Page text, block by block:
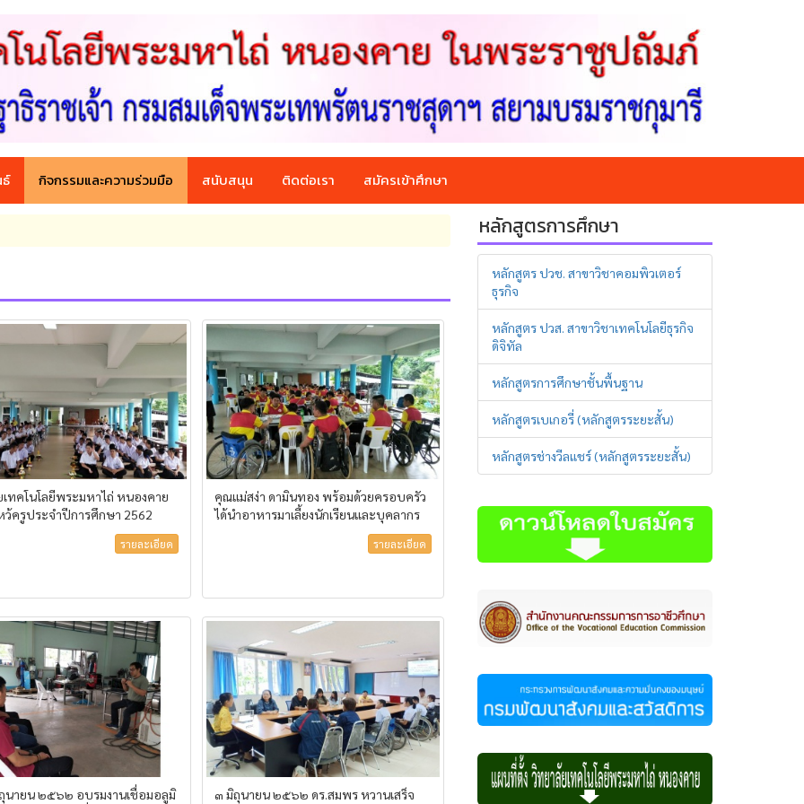
กิจกรรมและความร่วมมือ สนับสนุน ติดต่อเรา สมัครเข้าศึกษา
ทคโนโลยีพระมหาไถ่ หนองคาย
ว้ครูประจำปีการศึกษา 2562
รายละเอียด
คุณแม่สง่า ดามินทอง พร้อมด้วยครอบครัว
ได้นำอาหารมาเลี้ยงนักเรียนและบุคลากร
รายละเอียด
นายน ๒๕๖๒ อบรมงานเชื่อมอลูมิ
๓ มิถุนายน ๒๕๖๒ ดร.สมพร หวานเสร็จ
หลักสูตรการศึกษา
หลักสูตร ปวช. สาขาวิชาคอมพิวเตอร์
ธุรกิจ
หลักสูตร ปวส. สาขาวิชาเทคโนโลยีธุรกิจ
ดิจิทัล
หลักสูตรการศึกษาชั้นพื้นฐาน
หลักสูตรเบเกอรี่ (หลักสูตรระยะสั้น)
หลักสูตรช่างวีลแชร์ (หลักสูตรระยะสั้น)